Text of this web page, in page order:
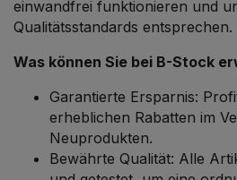
einwandfrei funktionieren und
Qualitätsstandards entsprechen.
Was können Sie bei B-Stock
Garantierte Ersparnis:
erheblichen Rabatten im
Neuprodukten.
Bewährte Qualität: Alle